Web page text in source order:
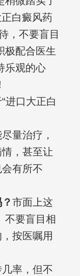
白癜风药
，不要盲目
极配合医生
乐观的心
进口大正白
量治疗，
，甚至让
有所不
市面上这
不要盲目相
按医嘱用
率，但不